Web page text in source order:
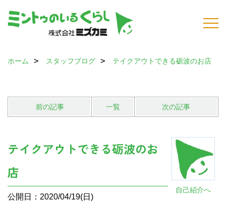
ホーム スタッフブログ テイクアウトできる砺波のお店
前の記事 一覧 次の記事
自己紹介へ
テイクアウトできる砺波のお
店
公開日：2020/04/19(日)